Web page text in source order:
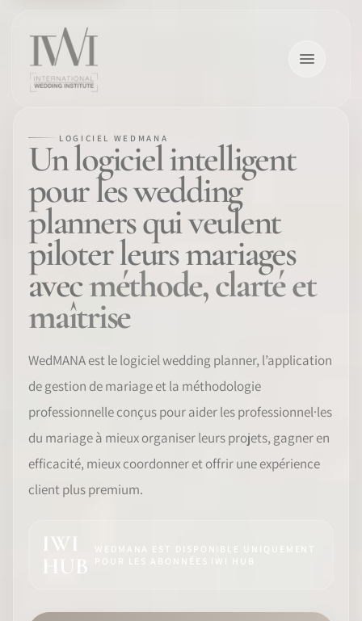
CARRIÈRES
LOGICIEL
IDENTITÉ PRO
COMMUNAUTÉ
BLOG
LOGICIEL WEDMANA
Un logiciel intelligent
pour les wedding
planners qui veulent
piloter leurs mariages
avecméthode, clarté et
maîtrise
WedMANA est le logiciel wedding planner, l’application
de gestion de mariage et la méthodologie
professionnelle conçus pour aider les professionnel·les
du mariage à mieux organiser leurs projets, gagner en
efficacité, mieux coordonner et offrir une expérience
client plus premium.
IWI
HUB
WEDMANA EST DISPONIBLE UNIQUEMENT
POUR LES ABONNÉES IWI HUB